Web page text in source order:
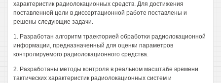
характеристик радиолокационных средств. Для достижения
поставленной цели в диссертационной работе поставлены и
решены следующие задачи.
1. Разработан алгоритм траекторией обработки радиолокационной
информации, предназначенный для оценки параметров
контролируемого радиолокационного средства.
2. Разработаны методы контроля в реальном масштабе времени
тактических характеристик радиолокационных систем и